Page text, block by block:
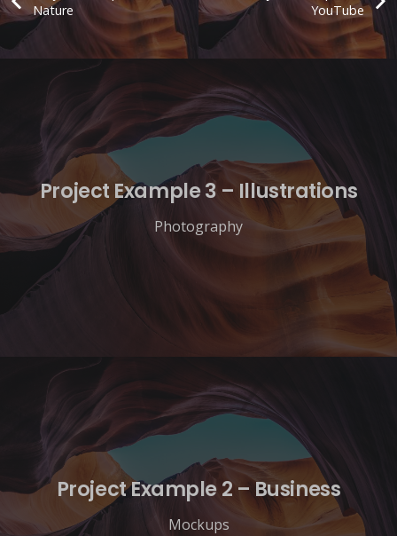
Nature
YouTube
Project Example 3 – Illustrations
Photography
Project Example 2 – Business
Mockups